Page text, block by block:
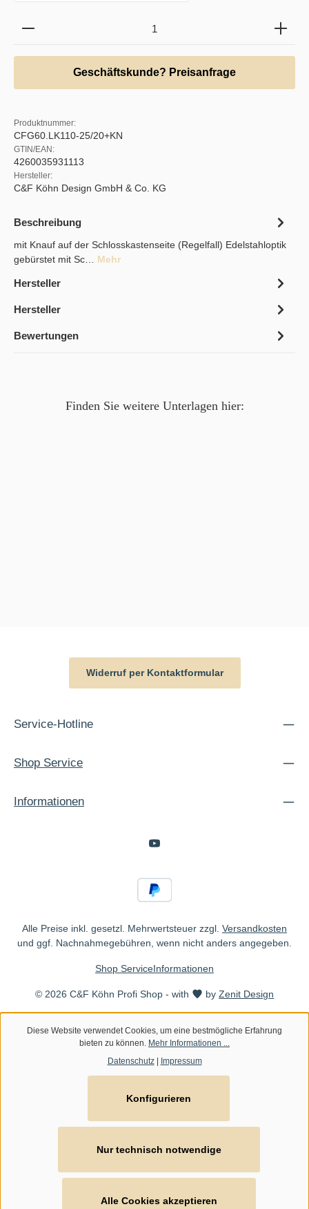
Produkt Anzahl: Gib den gewünschten Wert ein
Geschäftskunde? Preisanfrage
Produktnummer:
CFG60.LK110-25/20+KN
GTIN/EAN:
4260035931113
Hersteller:
C&F Köhn Design GmbH & Co. KG
Beschreibung
mit Knauf auf der Schlosskastenseite (Regelfall) Edelstahloptik
gebürstet mit Sc… Mehr
Hersteller
Hersteller
Bewertungen
Finden Sie weitere Unterlagen hier:
Widerruf per Kontaktformular
Service-Hotline
Shop Service
Informationen
Alle Preise inkl. gesetzl. Mehrwertsteuer zzgl. Versandkosten
und ggf. Nachnahmegebühren, wenn nicht anders angegeben.
© 2026 C&F Köhn Profi Shop - with byZenit Design
Shop ServiceInformationen
Diese Website verwendet Cookies, um eine bestmögliche Erfahrung
bieten zu können. Mehr Informationen ...
Datenschutz| Impressum
Nur technisch notwendige
Konfigurieren
Alle Cookies akzeptieren